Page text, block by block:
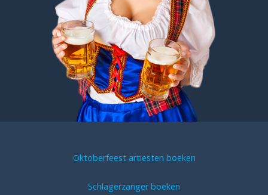
Oktoberfeest artiesten boeken
Schlagerzanger boeken